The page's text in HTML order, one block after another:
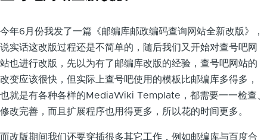
今年6月份我发了一篇《邮编库邮政编码查询网站全新改版》，
说实话这改版过程还是不简单的，随后我们又开始对查号吧网
站也进行改版，先以为有了邮编库改版的经验，查号吧网站的
改变应该很快，但实际上查号吧使用的模板比邮编库多得多，
也就是有各种各样的MediaWiki Template，都需要一一检查、
修改完善，而且扩展程序也用得更多，所以花的时间更多。
而改版期间我们还要穿插很多其它工作，例如邮编库与百度合